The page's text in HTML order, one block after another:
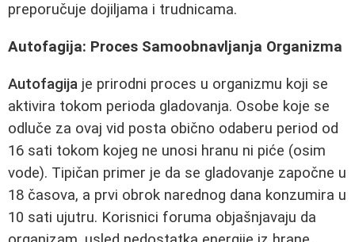
preporučuje dojiljama i trudnicama.
Autofagija: Proces Samoobnavljanja Organizma
Autofagija je prirodni proces u organizmu koji se
aktivira tokom perioda gladovanja. Osobe koje se
odluče za ovaj vid posta obično odaberu period od
16 sati tokom kojeg ne unosi hranu ni piće (osim
vode). Tipičan primer je da se gladovanje započne u
18 časova, a prvi obrok narednog dana konzumira u
10 sati ujutru. Korisnici foruma objašnjavaju da